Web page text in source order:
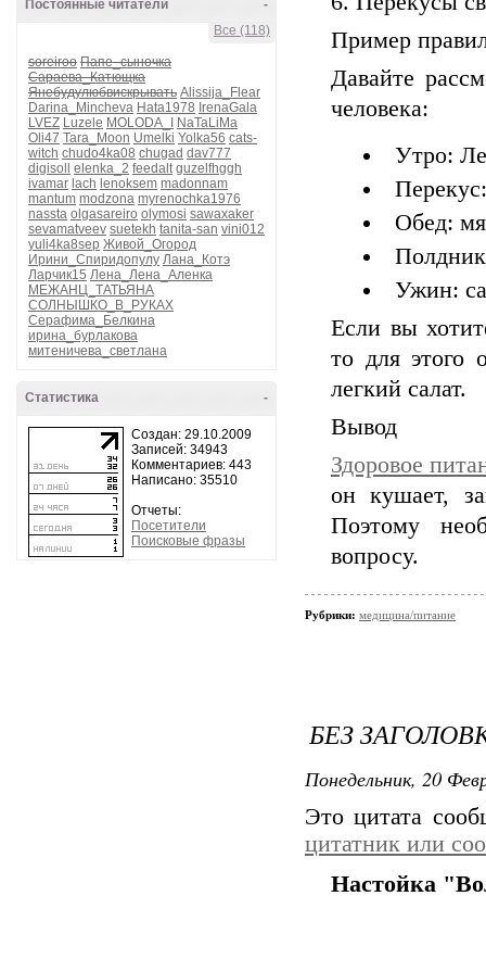
-
Постоянные читатели
Все (118)
soreiroo Папе_сыночка
Сараева_Катющка
Янебудулюбвискрывать Alissija_Flear
Darina_Mincheva Hata1978 IrenaGala
LVEZ Luzele MOLODA_I
NaTaLiMa
Oli47 Tara_Moon Umelki Yolka56 cats-
witch chudo4ka08 chugad dav777
digisoll
elenka_2 feedalt guzelfhggh
ivamar lach lenoksem madonnam
mantum modzona myrenochka1976
nassta olgasareiro olymosi sawaxaker
sevamatveev suetekh tanita-san vini012
yuli4ka8sep Живой_Огород
Ирини_Спиридопулу Лана_Котэ
Ларчик15 Лена_Лена_Аленка
МЕЖАНЦ_ТАТЬЯНА
СОЛНЫШКО_В_РУКАХ
Серафима_Белкина
ирина_бурлакова
митеничева_светлана
-
Статистика
Создан: 29.10.2009
Записей: 34943
Комментариев: 443
Написано: 35510
Отчеты:
Посетители
Поисковые фразы
Пример
Давайте
человека:
Утро:
Обед:
Ужин:
Если вы
то для этого
легкий салат.
Вывод
Здоровое
он кушает,
Поэтому
вопросу.
Рубрики: медицина/питание
БЕЗ
Понедельник, 20
Это цитата
цитатник или
Настойка